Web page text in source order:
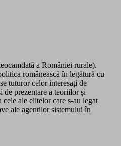
a României rurale).
românească în legătură cu
tuturor celor interesați de
de prezentare a teoriilor și
ale elitelor care s-au legat
ale agenților sistemului în